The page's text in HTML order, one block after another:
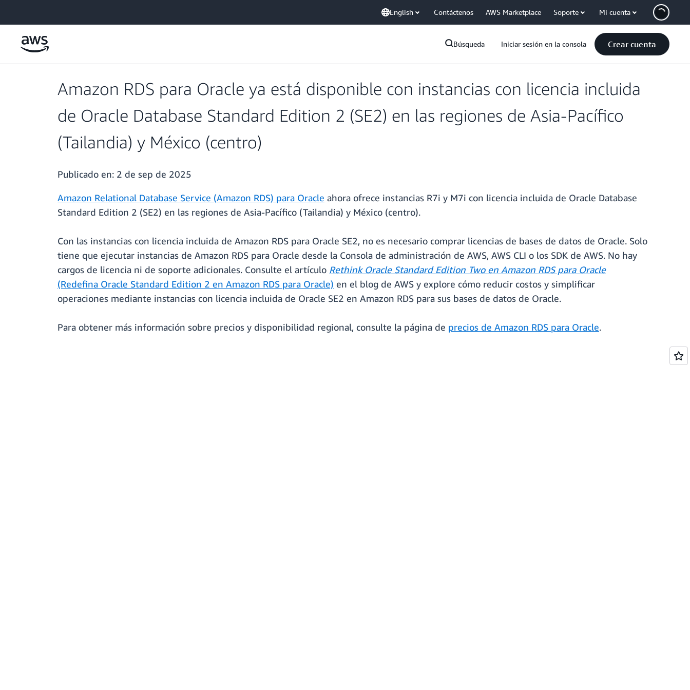
English Contáctenos AWS Marketplace Soporte Mi cuenta
Búsqueda Iniciar sesión en la consola Crear cuenta
Amazon RDS para Oracle ya está disponible con instancias con licencia incluida
de Oracle Database Standard Edition 2 (SE2) en las regiones de Asia-Pacífico
(Tailandia) y México (centro)
Publicado en: 2 de sep de 2025
Amazon Relational Database Service (Amazon RDS) para Oracle ahora ofrece instancias R7i y M7i con licencia incluida de Oracle Database
Standard Edition 2 (SE2) en las regiones de Asia-Pacífico (Tailandia) y México (centro).
Con las instancias con licencia incluida de Amazon RDS para Oracle SE2, no es necesario comprar licencias de bases de datos de Oracle. Solo
tiene que ejecutar instancias de Amazon RDS para Oracle desde la Consola de administración de AWS, AWS CLI o los SDK de AWS. No hay
cargos de licencia ni de soporte adicionales. Consulte el artículo Rethink Oracle Standard Edition Two en Amazon RDS para Oracle
(Redefina Oracle Standard Edition 2 en Amazon RDS para Oracle) en el blog de AWS y explore cómo reducir costos y simplificar
operaciones mediante instancias con licencia incluida de Oracle SE2 en Amazon RDS para sus bases de datos de Oracle.
Para obtener más información sobre precios y disponibilidad regional, consulte la página de precios de Amazon RDS para Oracle.